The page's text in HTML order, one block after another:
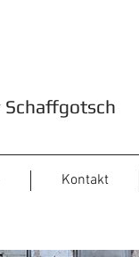
Schaffgotsch
Kontakt